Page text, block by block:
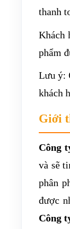
thanh
Khách
phẩm
Lưu ý:
khách
Giới
Công
và sẽ
phân
được
Công